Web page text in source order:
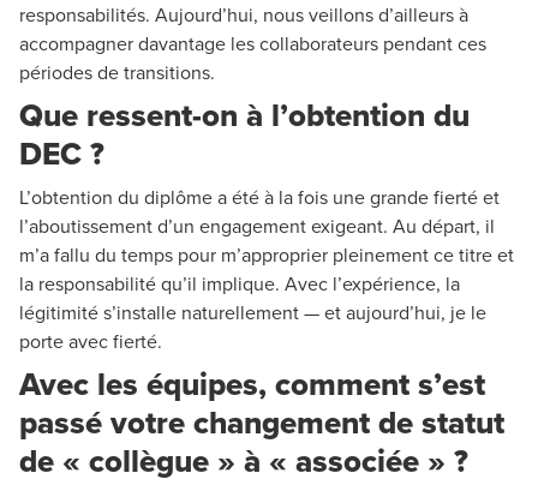
responsabilités. Aujourd’hui, nous veillons d’ailleurs à
accompagner davantage les collaborateurs pendant ces
périodes de transitions.
Que ressent-on à l’obtention du
DEC ?
L’obtention du diplôme a été à la fois une grande fierté et
l’aboutissement d’un engagement exigeant. Au départ, il
m’a fallu du temps pour m’approprier pleinement ce titre et
la responsabilité qu’il implique. Avec l’expérience, la
légitimité s’installe naturellement — et aujourd’hui, je le
porte avec fierté.
Avec les équipes, comment s’est
passé votre changement de statut
de « collègue » à « associée » ?